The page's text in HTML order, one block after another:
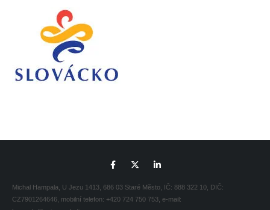
Michal Hampala, U Jezu 1413, 686 03 Staré Město, IČ: 888 322 10, DIČ:
CZ7901264646, mobilní telefon: +420 724 750 753, e-mail: